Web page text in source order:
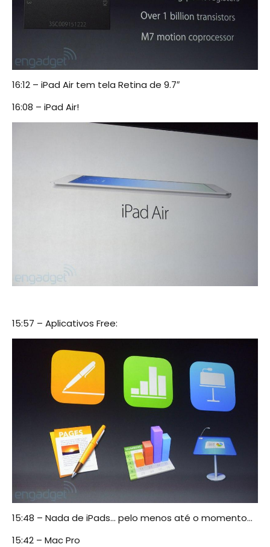
16:12 – iPad Air tem tela Retina de 9.7″
16:08 – iPad Air!
15:57 – Aplicativos Free:
15:48 – Nada de iPads… pelo menos até o momento…
15:42 – Mac Pro